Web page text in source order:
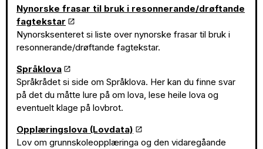
Nynorske frasar til bruk i resonnerande/drøftande
fagtekstar
Nynorsksenteret si liste over nynorske frasar til bruk i
resonnerande/drøftande fagtekstar.
Språklova
Språkrådet si side om Språklova. Her kan du finne svar
på det du måtte lure på om lova, lese heile lova og
eventuelt klage på lovbrot.
Opplæringslova (Lovdata)
Lov om grunnskoleopplæringa og den vidaregåande